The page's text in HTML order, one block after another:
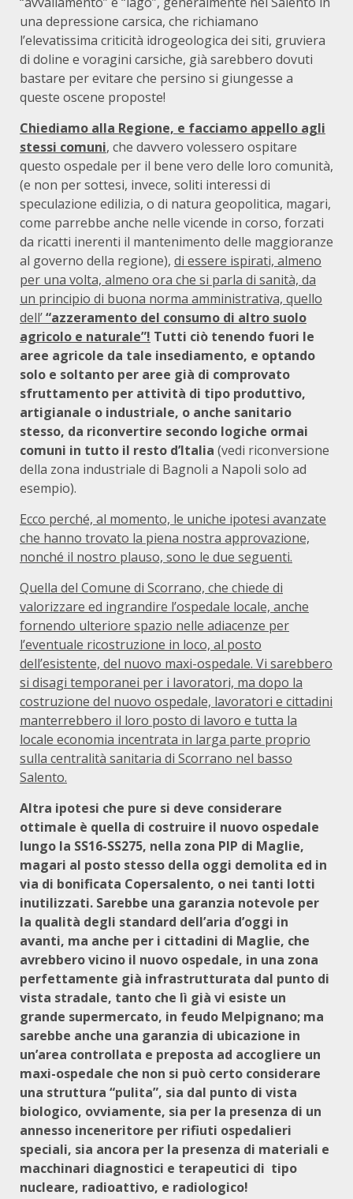
una depressione carsica, che richiamano
l’elevatissima criticità idrogeologica dei siti, gruviera
di doline e voragini carsiche, già sarebbero dovuti
bastare per evitare che persino si giungesse a
queste oscene proposte!
Chiediamo alla Regione, e facciamo appello agli
stessi comuni, che davvero volessero ospitare
questo ospedale per il bene vero delle loro comunità,
(e non per sottesi, invece, soliti interessi di
speculazione edilizia, o di natura geopolitica, magari,
come parrebbe anche nelle vicende in corso, forzati
da ricatti inerenti il mantenimento delle maggioranze
al governo della regione), di essere ispirati, almeno
per una volta, almeno ora che si parla di sanità, da
un principio di buona norma amministrativa, quello
dell’“azzeramento del consumo di altro suolo
agricolo e naturale”! Tutti ciò tenendo fuori le
aree agricole da tale insediamento, e optando
solo e soltanto per aree già di comprovato
sfruttamento per attività di tipo produttivo,
artigianale o industriale, o anche sanitario
stesso, da riconvertire secondo logiche ormai
comuni in tutto il resto d’Italia (vedi riconversione
della zona industriale di Bagnoli a Napoli solo ad
esempio).
Ecco perché, al momento, le uniche ipotesi avanzate
che hanno trovato la piena nostra approvazione,
nonché il nostro plauso, sono le due seguenti.
Quella del Comune di Scorrano, che chiede di
valorizzare ed ingrandire l’ospedale locale, anche
fornendo ulteriore spazio nelle adiacenze per
l’eventuale ricostruzione in loco, al posto
dell’esistente, del nuovo maxi-ospedale. Vi sarebbero
si disagi temporanei per i lavoratori, ma dopo la
costruzione del nuovo ospedale, lavoratori e cittadini
manterrebbero il loro posto di lavoro e tutta la
locale economia incentrata in larga parte proprio
sulla centralità sanitaria di Scorrano nel basso
Salento.
Altra ipotesi che pure si deve considerare
ottimale è quella di costruire il nuovo ospedale
lungo la SS16-SS275, nella zona PIP di Maglie,
magari al posto stesso della oggi demolita ed in
via di bonificata Copersalento, o nei tanti lotti
inutilizzati. Sarebbe una garanzia notevole per
la qualità degli standard dell’aria d’oggi in
avanti, ma anche per i cittadini di Maglie, che
avrebbero vicino il nuovo ospedale, in una zona
perfettamente già infrastrutturata dal punto di
vista stradale, tanto che lì già vi esiste un
grande supermercato, in feudo Melpignano; ma
sarebbe anche una garanzia di ubicazione in
un’area controllata e preposta ad accogliere un
maxi-ospedale che non si può certo considerare
una struttura “pulita”, sia dal punto di vista
biologico, ovviamente, sia per la presenza di un
annesso inceneritore per rifiuti ospedalieri
speciali, sia ancora per la presenza di materiali e
macchinari diagnostici e terapeutici di tipo
nucleare, radioattivo, e radiologico!